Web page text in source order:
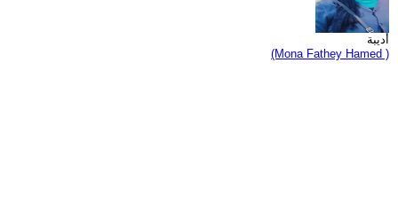
أديبة
(Mona Fathey Hamed )